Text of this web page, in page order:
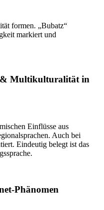
formen. „Bubatz“
markiert und
& Multikulturalität in
Einflüsse aus
Auch bei
Eindeutig belegt ist das
Phänomen